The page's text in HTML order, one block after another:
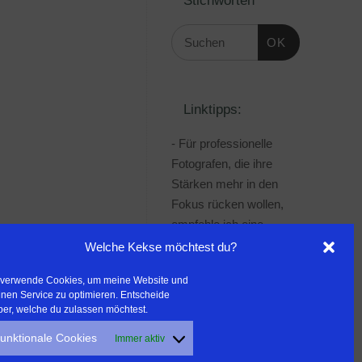
Welche Kekse möchtest du?
verwende Cookies, um meine Website und
Service zu optimieren. Entscheide
welche du zulassen möchtest.
Cookies Immer aktiv
OK
Linktipps:
- Für professionelle
Fotografen, die ihre
Stärken mehr in den
Fokus rücken wollen,
empfehle ich eine
Beratung durch Frau
Wanderfreak.de